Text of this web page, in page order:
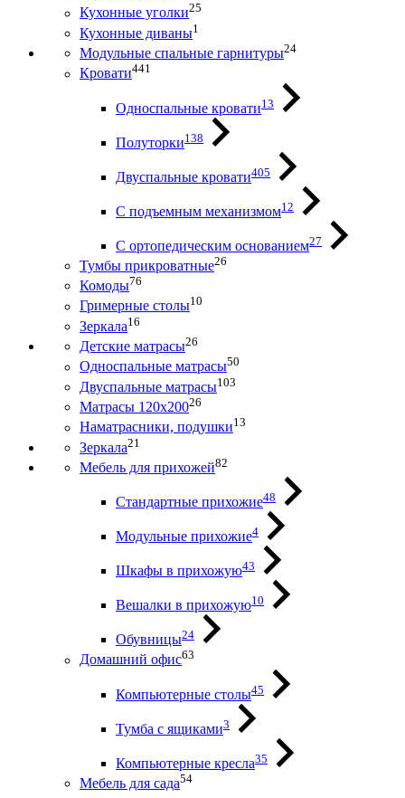
Кухонные уголки25
Кухонные диваны1
Модульные спальные гарнитуры24
Кровати441
Односпальные кровати13
Полуторки138
Двуспальные кровати405
С подъемным механизмом12
С ортопедическим основанием27
Тумбы прикроватные26
Комоды76
Гримерные столы10
Зеркала16
Детские матрасы26
Односпальные матрасы50
Двуспальные матрасы103
Матрасы 120х20026
Наматрасники, подушки13
Зеркала21
Мебель для прихожей82
Стандартные прихожие48
Модульные прихожие4
Шкафы в прихожую43
Вешалки в прихожую10
Обувницы24
Домашний офис63
Компьютерные столы45
Тумба с ящиками3
Компьютерные кресла35
Мебель для сада54